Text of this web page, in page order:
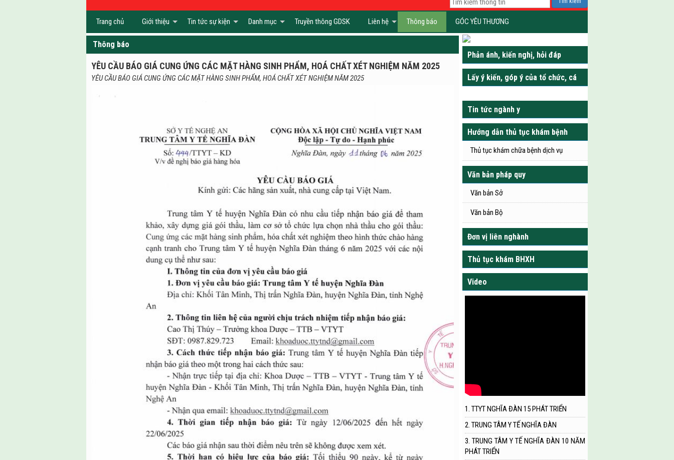
Trang chủ Giới thiệu Tin tức sự kiện Danh mục Truyền thông GDSK Liên hệ Thông báo GÓC YÊU THƯƠNG
Thông báo
YÊU CẦU BÁO GIÁ CUNG ỨNG CÁC MẶT HÀNG SINH PHẨM, HOÁ CHẤT XÉT NGHIỆM NĂM 2025
YÊU CẦU BÁO GIÁ CUNG ỨNG CÁC MẶT HÀNG SINH PHẨM, HOÁ CHẤT XÉT NGHIỆM NĂM 2025
Phản ánh, kiến nghị, hỏi đáp
Lấy ý kiến, góp ý của tổ chức, cá
Tin tức ngành y
Hướng dẫn thủ tục khám bệnh
Thủ tục khám chữa bệnh dịch vụ
Văn bản pháp quy
Văn bản Sở
Văn bản Bộ
Đơn vị liên nghành
Thủ tục khám BHXH
Video
1. TTYT NGHĨA ĐÀN 15 PHÁT TRIỂN
2. TRUNG TÂM Y TẾ NGHĨA ĐÀN
3. TRUNG TÂM Y TẾ NGHĨA ĐÀN 10 NĂM
PHÁT TRIỂN